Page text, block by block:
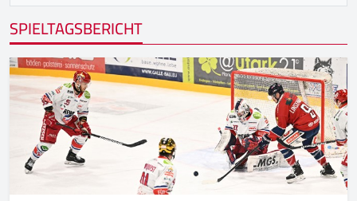
SPIELTAGSBERICHT